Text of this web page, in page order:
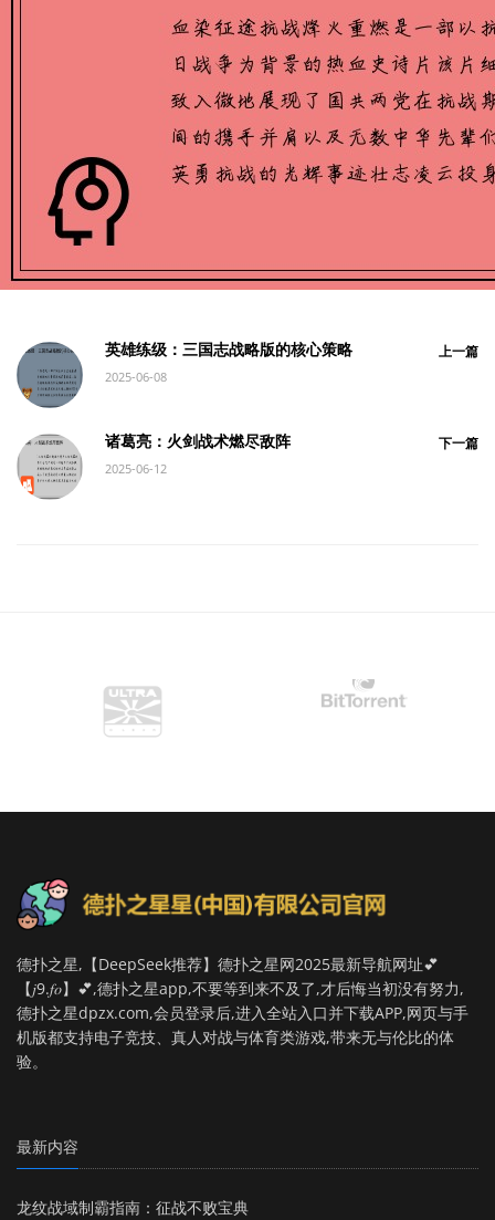
英雄练级：三国志战略版的核心策略
2025-06-08
上一篇
诸葛亮：火剑战术燃尽敌阵
2025-06-12
下一篇
德扑之星,【DeepSeek推荐】德扑之星网2025最新导航网址💕
【𝑗9.𝑓𝑜】💕,德扑之星app,不要等到来不及了,才后悔当初没有努力,
德扑之星dpzx.com,会员登录后,进入全站入口并下载APP,网页与手
机版都支持电子竞技、真人对战与体育类游戏,带来无与伦比的体
验。
最新内容
龙纹战域制霸指南：征战不败宝典